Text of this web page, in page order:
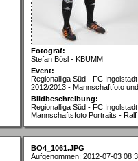
Fotograf:
Stefan Bösl - KBUMM
Event:
Regionalliga Süd - FC
2012/2013 - Mannschaftfoto
Bildbeschreibung:
Regionalliga Süd - FC
Mannschaftsfoto Portraits - Ralf
BO4_1061.JPG
Aufgenommen: 2012-07-03